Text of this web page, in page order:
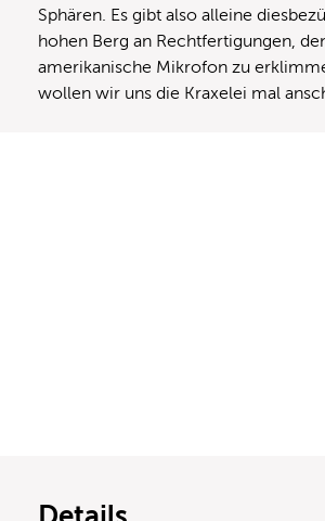
Sphären. Es gibt also alleine
hohen Berg an Rechtfertigungen,
amerikanische Mikrofon zu
wollen wir uns die Kraxelei mal